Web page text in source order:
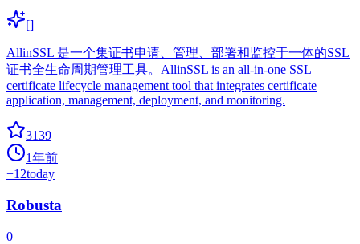
[]
AllinSSL 是一个集证书申请、管理、部署和监控于一体的SSL
证书全生命周期管理工具。AllinSSL is an all-in-one SSL
certificate lifecycle management tool that integrates certificate
application, management, deployment, and monitoring.
3139
1年前
+12today
Robusta
0